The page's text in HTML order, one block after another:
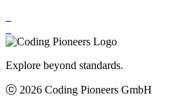
Explore beyond standards.
ⓒ 2026 Coding Pioneers GmbH